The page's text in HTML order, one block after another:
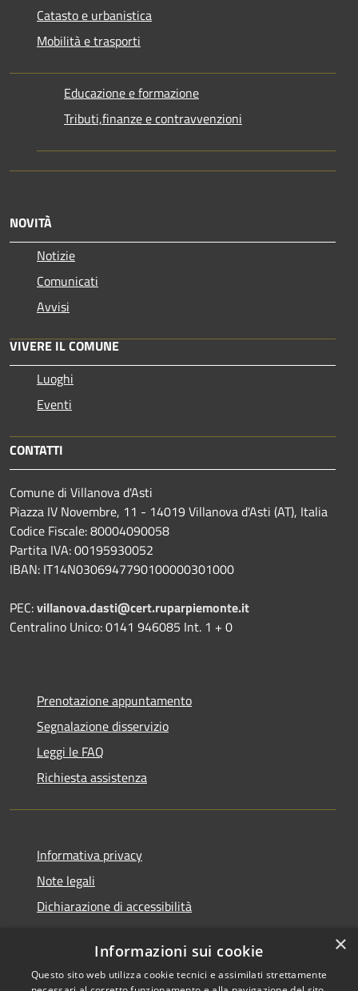
Catasto e urbanistica
Mobilità e trasporti
Educazione e formazione
Tributi,finanze e contravvenzioni
NOVITÀ
Notizie
Comunicati
Avvisi
VIVERE IL COMUNE
Luoghi
Eventi
CONTATTI
Comune di Villanova d'Asti
Piazza IV Novembre, 11 - 14019 Villanova d'Asti (AT), Italia
Codice Fiscale: 80004090058
Partita IVA: 00195930052
IBAN: IT14N0306947790100000301000
PEC:villanova.dasti@cert.ruparpiemonte.it
Centralino Unico: 0141 946085 Int. 1 + 0
Prenotazione appuntamento
Segnalazione disservizio
Leggi le FAQ
Richiesta assistenza
Informativa privacy
Note legali
Dichiarazione di accessibilità
RSS Comune convenzionato
×
Informazioni sui cookie
Questo sito web utilizza cookie tecnici e assimilati strettamente